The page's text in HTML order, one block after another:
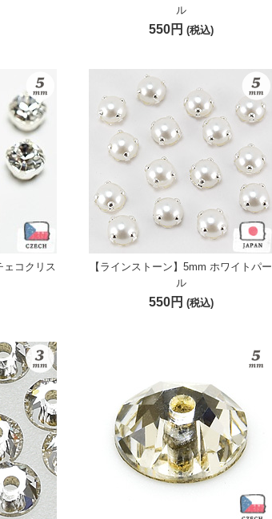
ル
550円 (税込)
ェコクリス
【ラインストーン】5mm ホワイトパー
ル
550円 (税込)